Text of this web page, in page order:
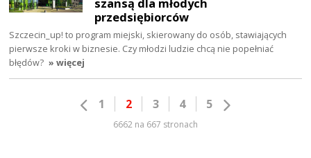
szansą dla młodych
przedsiębiorców
Szczecin_up! to program miejski, skierowany do osób, stawiających
pierwsze kroki w biznesie. Czy młodzi ludzie chcą nie popełniać
błędów? » więcej
1 2 3 4 5
6662 na 667 stronach